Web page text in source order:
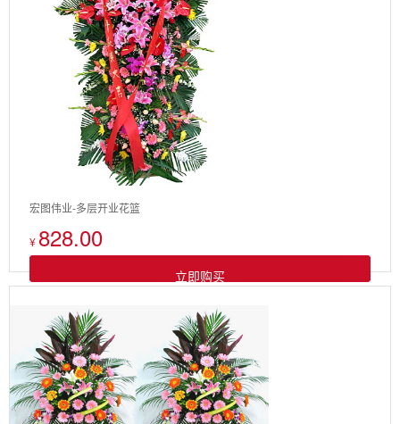
宏图伟业-多层开业花篮
¥ 828.00
立即购买